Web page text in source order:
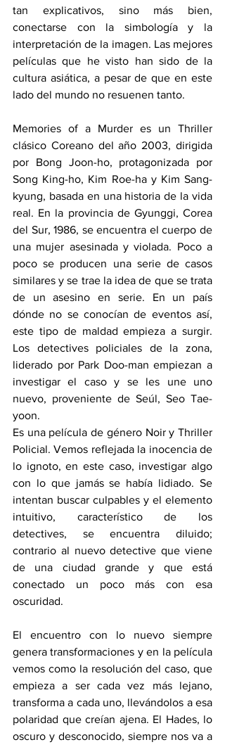
tan explicativos, sino más bien,
conectarse con la simbología y la
interpretación de la imagen. Las mejores
películas que he visto han sido de la
cultura asiática, a pesar de que en este
lado del mundo no resuenen tanto.
Memories of a Murder es un Thriller
clásico Coreano del año 2003, dirigida
por Bong Joon-ho, protagonizada por
Song King-ho, Kim Roe-ha y Kim Sang-
kyung, basada en una historia de la vida
real. En la provincia de Gyunggi, Corea
del Sur, 1986, se encuentra el cuerpo de
una mujer asesinada y violada. Poco a
poco se producen una serie de casos
similares y se trae la idea de que se trata
de un asesino en serie. En un país
dónde no se conocían de eventos así,
este tipo de maldad empieza a surgir.
Los detectives policiales de la zona,
liderado por Park Doo-man empiezan a
investigar el caso y se les une uno
nuevo, proveniente de Seúl, Seo Tae-
yoon.
Es una película de género Noir y Thriller
Policial. Vemos reflejada la inocencia de
lo ignoto, en este caso, investigar algo
con lo que jamás se había lidiado. Se
intentan buscar culpables y el elemento
intuitivo, característico de los
detectives, se encuentra diluido;
contrario al nuevo detective que viene
de una ciudad grande y que está
conectado un poco más con esa
oscuridad.
El encuentro con lo nuevo siempre
genera transformaciones y en la película
vemos como la resolución del caso, que
empieza a ser cada vez más lejano,
transforma a cada uno, llevándolos a esa
polaridad que creían ajena. El Hades, lo
oscuro y desconocido, siempre nos va a